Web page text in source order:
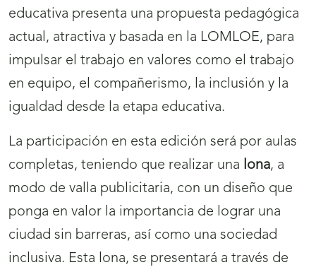
educativa presenta una propuesta pedagógica
actual, atractiva y basada en la LOMLOE, para
impulsar el trabajo en valores como el trabajo
en equipo, el compañerismo, la inclusión y la
igualdad desde la etapa educativa.
La participación en esta edición será por aulas
completas, teniendo que realizar una lona, a
modo de valla publicitaria, con un diseño que
ponga en valor la importancia de lograr una
ciudad sin barreras, así como una sociedad
inclusiva. Esta lona, se presentará a través de